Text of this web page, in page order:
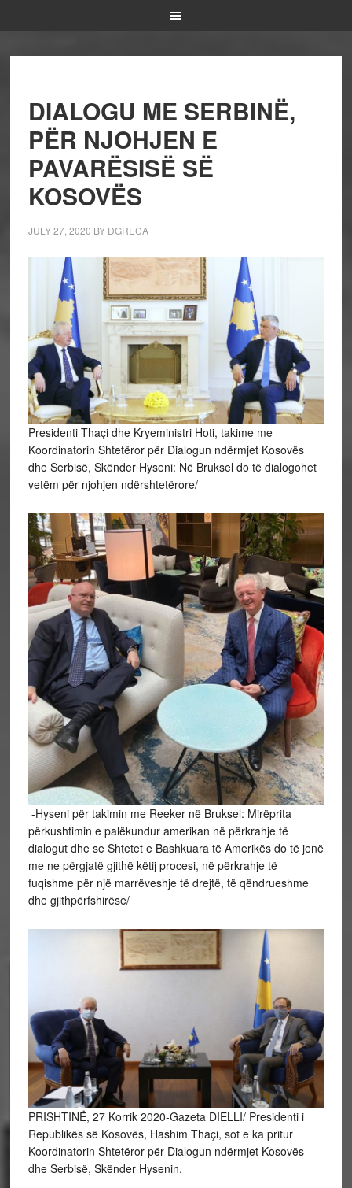
DIALOGU ME SERBINË,
PËR NJOHJEN E
PAVARËSISË SË
KOSOVËS
JULY 27, 2020 BY DGRECA
Presidenti Thaçi dhe Kryeministri Hoti, takime me
Koordinatorin Shtetëror për Dialogun ndërmjet Kosovës
dhe Serbisë, Skënder Hyseni: Në Bruksel do të dialogohet
vetëm për njohjen ndërshtetërore/
-Hyseni për takimin me Reeker në Bruksel: Mirëprita
përkushtimin e palëkundur amerikan në përkrahje të
dialogut dhe se Shtetet e Bashkuara të Amerikës do të jenë
me ne përgjatë gjithë këtij procesi, në përkrahje të
fuqishme për një marrëveshje të drejtë, të qëndrueshme
dhe gjithpërfshirëse/
PRISHTINË, 27 Korrik 2020-Gazeta DIELLI/ Presidenti i
Republikës së Kosovës, Hashim Thaçi, sot e ka pritur
Koordinatorin Shtetëror për Dialogun ndërmjet Kosovës
dhe Serbisë, Skënder Hysenin.